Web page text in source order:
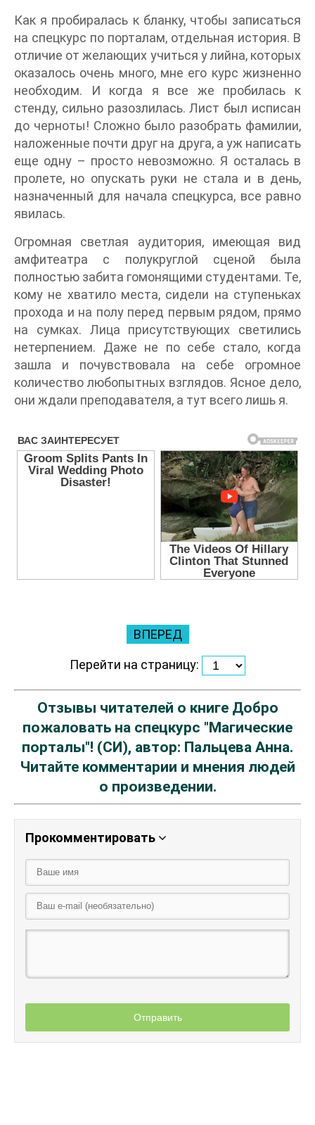
Как я пробиралась к бланку, чтобы записаться
на спецкурс по порталам, отдельная история. В
отличие от желающих учиться у лийна, которых
оказалось очень много, мне его курс жизненно
необходим. И когда я все же пробилась к
стенду, сильно разозлилась. Лист был исписан
до черноты! Сложно было разобрать фамилии,
наложенные почти друг на друга, а уж написать
еще одну – просто невозможно. Я осталась в
пролете, но опускать руки не стала и в день,
назначенный для начала спецкурса, все равно
явилась.
Огромная светлая аудитория, имеющая вид
амфитеатра с полукруглой сценой была
полностью забита гомонящими студентами. Те,
кому не хватило места, сидели на ступеньках
прохода и на полу перед первым рядом, прямо
на сумках. Лица присутствующих светились
нетерпением. Даже не по себе стало, когда
зашла и почувствовала на себе огромное
количество любопытных взглядов. Ясное дело,
они ждали преподавателя, а тут всего лишь я.
ВПЕРЕД
Перейти на страницу:
Отзывы читателей о книге Добро
пожаловать на спецкурс "Магические
порталы"! (СИ), автор: Пальцева Анна.
Читайте комментарии и мнения людей
о произведении.
Прокомментировать
Отправить